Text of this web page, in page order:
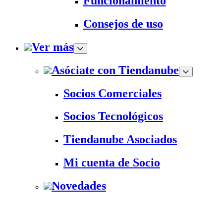
Consejos de uso
Ver más
Asóciate con Tiendanube
Socios Comerciales
Socios Tecnológicos
Tiendanube Asociados
Mi cuenta de Socio
Novedades